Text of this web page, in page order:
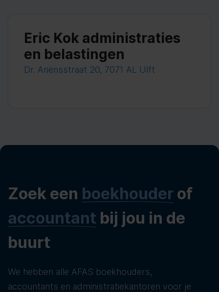
Eric Kok administraties
en belastingen
Dr. Ariënsstraat 20, 7071 AL Ulft
Zoek een boekhouder of
accountant bij jou in de
buurt
We hebben alle AFAS boekhouders,
accountants en administratiekantoren voor je